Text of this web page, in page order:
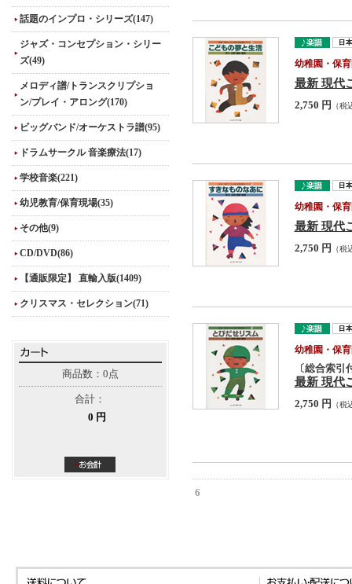
話題のインプロ・シリーズ(147)
ジャズ・コンセプション・シリー
ズ(49)
メロディ譜/トランスクリプショ
ン/プレイ・アロング(170)
ビッグバンド/オーケストラ譜(95)
ドラムサークル 音楽療法(17)
学校音楽(221)
幼児教育/保育現場(35)
その他(9)
CD/DVD(86)
【通販限定】 直輸入版(1409)
クリスマス・セレクション(71)
商品数：0点
合計：
0 円
幼稚園・保
最新 現代
2,750 円 （税
幼稚園・保
最新 現代
2,750 円 （税
幼稚園・保
〔総合索引
最新 現代
2,750 円 （税
6